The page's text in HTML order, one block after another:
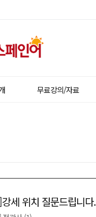
무료강의/자료
세 위치 질문드립니다.